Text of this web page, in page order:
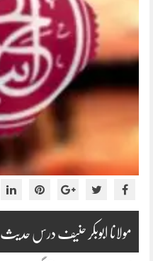
مولانا ابوبکر حنیف درس حدیث 2018-08-13